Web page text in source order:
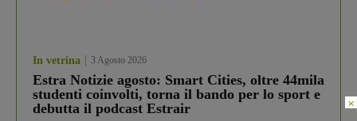
In vetrina 3 Agosto 2026
Estra Notizie agosto: Smart Cities, oltre 44mila
studenti coinvolti, torna il bando per lo sport e
debutta il podcast Estrair
×